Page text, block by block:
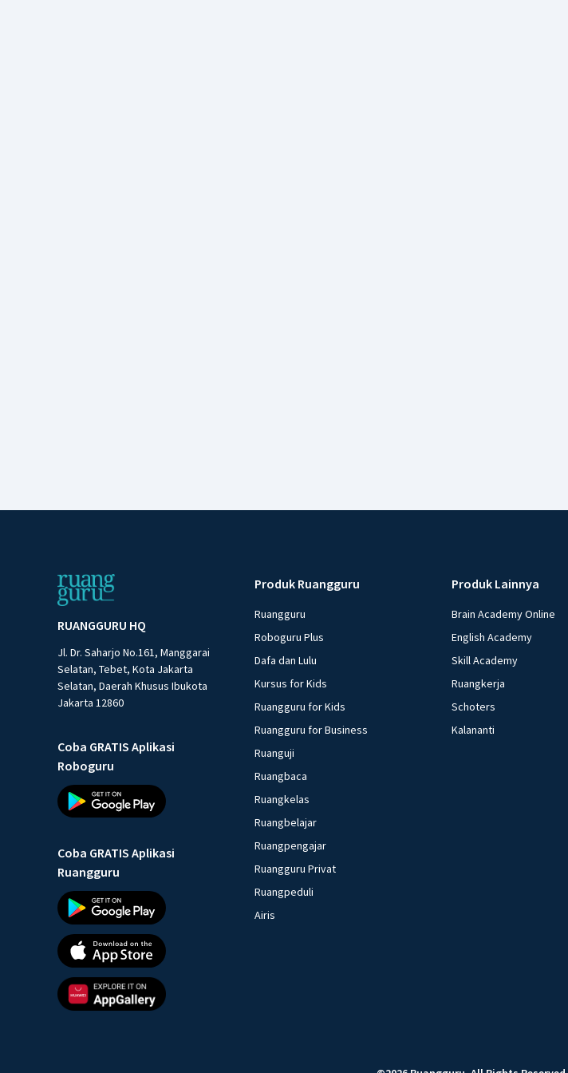
RUANGGURU HQ
Jl. Dr. Saharjo No.161, Manggarai
Selatan, Tebet, Kota Jakarta
Selatan, Daerah Khusus Ibukota
Jakarta 12860
Coba GRATIS Aplikasi
Roboguru
Coba GRATIS Aplikasi
Ruangguru
Produk Ruangguru
Ruangguru
Roboguru Plus
Dafa dan Lulu
Kursus for Kids
Ruangguru for Kids
Ruangguru for Business
Ruanguji
Ruangbaca
Ruangkelas
Ruangbelajar
Ruangpengajar
Ruangguru Privat
Ruangpeduli
Airis
Produk Lainnya
Brain Academy Online
English Academy
Skill Academy
Ruangkerja
Schoters
Kalananti